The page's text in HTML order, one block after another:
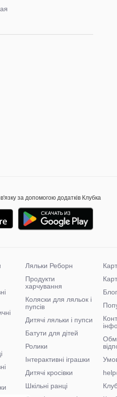
за допомогою додатків Клубка
Ляльки Реборн
Продукти
харчування
Коляски для ляльок і
пупсів
Дитячі ляльки і пупси
Батути для дітей
Ролики
Інтерактивні іграшки
Дитячі кросівки
Шкільні ранці